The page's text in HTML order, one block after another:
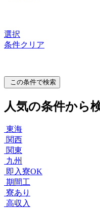
選択
条件クリア
この条件で検索
人気の条件から
東海
関西
関東
九州
即入寮OK
期間工
寮あり
高収入